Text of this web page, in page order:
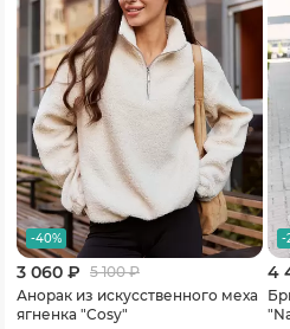
-40%
3 060 ₽ 5 100₽
Анорак из искусственного меха
ягненка "Cosy"
-
4